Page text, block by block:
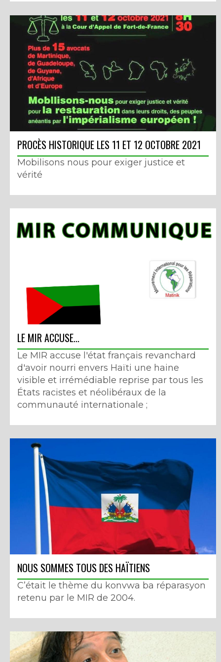
PROCÈS HISTORIQUE LES 11 ET 12 OCTOBRE 2021
Mobilisons nous pour exiger justice et
vérité
LE MIR ACCUSE...
Le MIR accuse l'état français revanchard
d'avoir nourri envers Haïti une haine
visible et irrémédiable reprise par tous les
États racistes et néolibéraux de la
communauté internationale ;
NOUS SOMMES TOUS DES HAÏTIENS
C’était le thème du konvwa ba réparasyon
retenu par le MIR de 2004.